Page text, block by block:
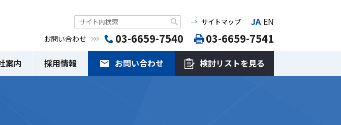
サイトマップ
JA|EN
お問い合わせ 03-6659-7540 03-6659-7541
案内 採用情報 お問い合わせ 検討リストを見る